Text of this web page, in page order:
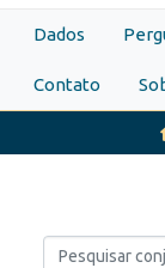
Dados
Contato